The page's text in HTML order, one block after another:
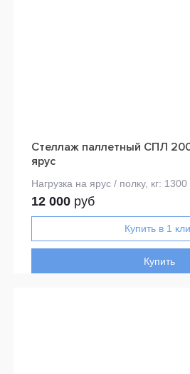
Стеллаж паллетный СПЛ
ярус
12 000 руб
Купить